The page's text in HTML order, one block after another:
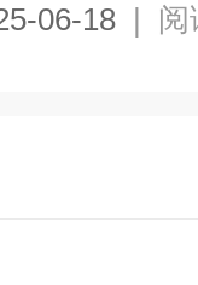
06-18 | 阅